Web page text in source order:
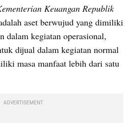
Keuangan Republik
aset berwujud yang dimiliki
dalam kegiatan operasional,
dijual dalam kegiatan normal
masa manfaat lebih dari satu
ADVERTISEMENT